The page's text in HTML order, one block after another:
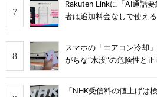
Rakuten Linkに「AI通話
者は追加料金なしで使える
スマホの「エアコン冷却
がちな“水没”の危険性と
「NHK受信料の値上げ